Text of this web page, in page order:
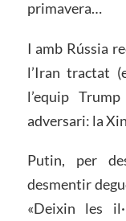
primavera…
I amb Rússia
l’Iran tractat
l’equip
adversari: la
Putin, per
desmentir
«Deixin les